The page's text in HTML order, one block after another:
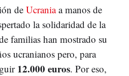
deUcraniaa manos de
la solidaridad de la
familias han mostrado su
ucranianos pero, para
12.000 euros. Por eso,